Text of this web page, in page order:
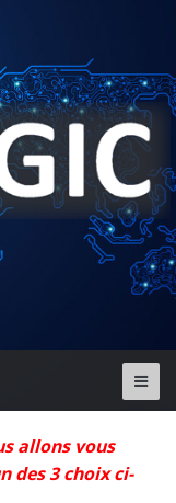
allons vous
des 3 choix ci-